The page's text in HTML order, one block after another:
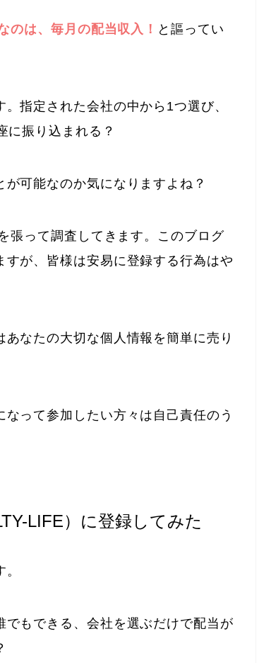
のは、毎月の配当収入！ と謳ってい
指定された会社の中から1つ選び、
に振り込まれる？
可能なのか気になりますよね？
張って調査してきます。このブログ
が、皆様は安易に登録する行為はや
なたの大切な個人情報を簡単に売り
って参加したい方々は自己責任のう
LIFE）に登録してみた
もできる、会社を選ぶだけで配当が